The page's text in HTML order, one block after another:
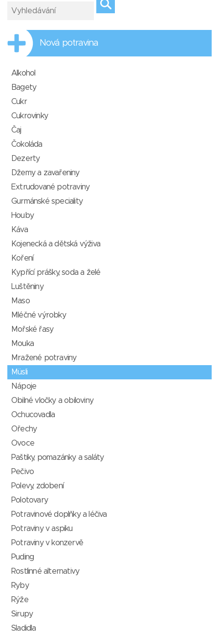
Nová potravina
Alkohol
Bagety
Cukr
Cukrovinky
Čaj
Čokoláda
Dezerty
Džemy a zavařeniny
Extrudované potraviny
Gurmánské speciality
Houby
Káva
Kojenecká a dětská výživa
Koření
Kypřící prášky, soda a želé
Luštěniny
Maso
Mléčné výrobky
Mořské řasy
Mouka
Mražené potraviny
Müsli
Nápoje
Obilné vločky a obiloviny
Ochucovadla
Ořechy
Ovoce
Paštiky, pomazánky a saláty
Pečivo
Polevy, zdobení
Polotovary
Potravinové doplňky a léčiva
Potraviny v aspiku
Potraviny v konzervě
Puding
Rostlinné alternativy
Ryby
Rýže
Sirupy
Sladidla